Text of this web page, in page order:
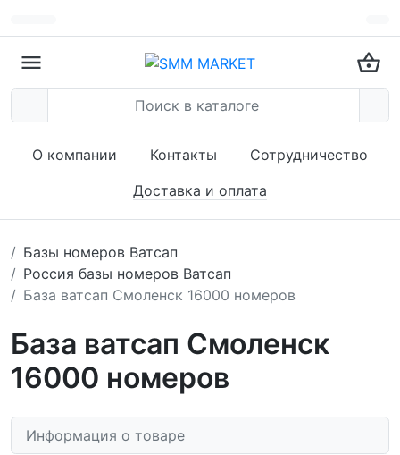
О компании Контакты
Сотрудничество
Доставка и оплата
Базы номеров Ватсап
Россия базы номеров Ватсап
База ватсап Смоленск 16000 номеров
База ватсап Смоленск
16000 номеров
Информация о товаре